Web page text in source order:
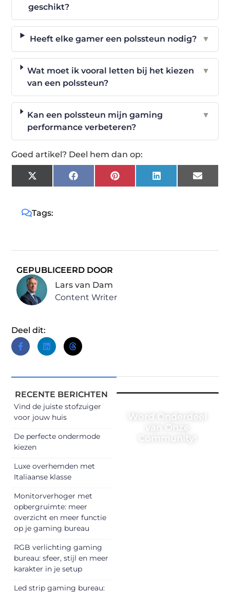
geschikt?
Heeft elke gamer een polssteun nodig? ▼
Wat moet ik vooral letten bij het kiezen
van een polssteun?
▼
Kan een polssteun mijn gaming
performance verbeteren?
▼
Goed artikel? Deel hem dan op:
X
(Twitter)
FacebookPinterestLinkedIn Email
Tags:
GEPUBLICEERD DOOR
Lars van Dam
Content Writer
Deel dit:
RECENTE BERICHTEN
Vind de juiste stofzuiger
voor jouw huis
De perfecte ondermode
kiezen
Luxe overhemden met
Italiaanse klasse
Monitorverhoger met
opbergruimte: meer
overzicht en meer functie
op je gaming bureau
RGB verlichting gaming
bureau: sfeer, stijl en meer
karakter in je setup
Led strip gaming bureau:
Word Onderdeel
van Onze
Community!